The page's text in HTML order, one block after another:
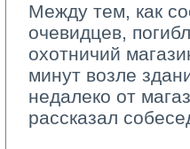
Между тем, как
очевидцев,
охотничий
минут возле
недалеко от
рассказал